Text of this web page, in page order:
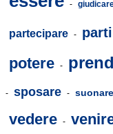
-
partecipare -
potere -
- sposare - suonare
vedere -